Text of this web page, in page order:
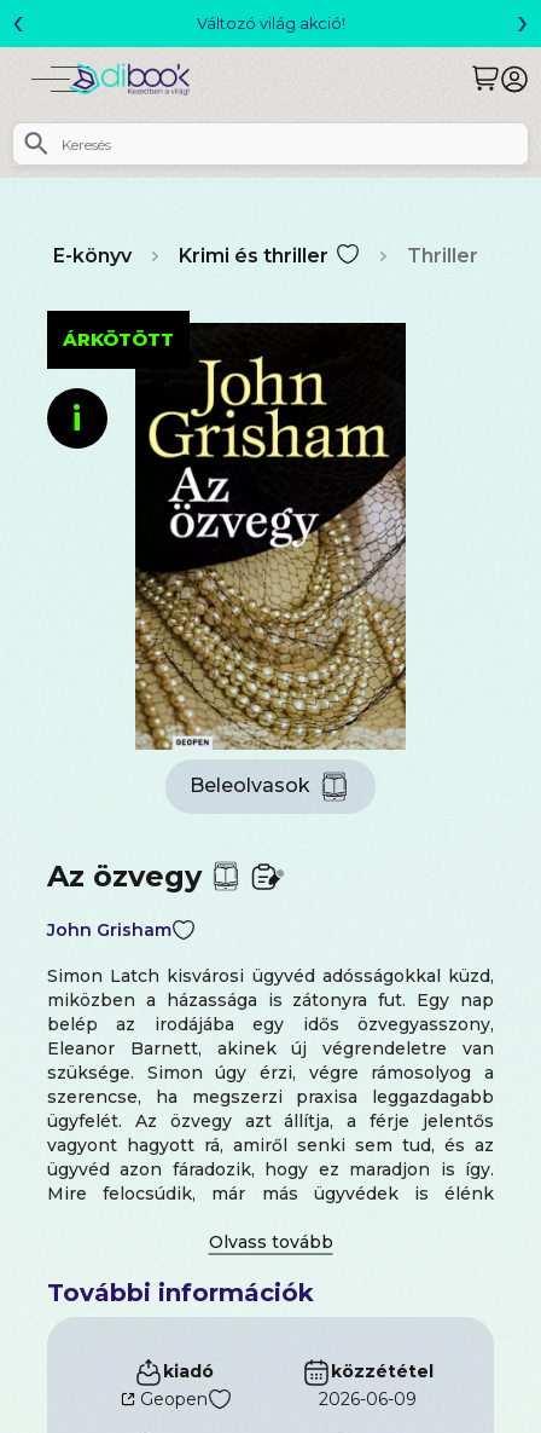
Változó világ akció!
‹ ›
E-könyv Krimi és thriller Thriller
ÁRKÖTÖTT
i
Beleolvasok
Az özvegy
John Grisham
Simon Latch kisvárosi ügyvéd adósságokkal küzd,
miközben a házassága is zátonyra fut. Egy nap
belép az irodájába egy idős özvegyasszony,
Eleanor Barnett, akinek új végrendeletre van
szüksége. Simon úgy érzi, végre rámosolyog a
szerencse, ha megszerzi praxisa leggazdagabb
ügyfelét. Az özvegy azt állítja, a férje jelentős
vagyont hagyott rá, amiről senki sem tud, és az
ügyvéd azon fáradozik, hogy ez maradjon is így.
Mire felocsúdik, már más ügyvédek is élénk
miután az özvegy egy autóbaleset sérültjeként
Simon rájön, hogy semmi sem az, aminek látszik,
gyilkosság elkövetése miatt már bíróság elé is
kerül. Ártatlan, de a közvetett bizonyítékok ellene
szólnak, és rács mögött töltheti akár élete
hátralévő részét. Hogy tisztázza magát, meg kell
találnia az igazi gyilkost.
További információk
kiadó
Geopen
közzététel
2026-06-09